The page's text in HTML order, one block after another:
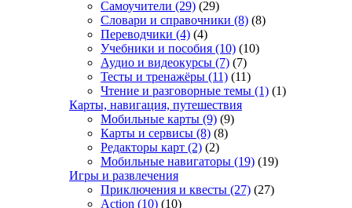
Самоучители (29) (29)
Словари и справочники (8) (8)
Переводчики (4) (4)
Учебники и пособия (10) (10)
Аудио и видеокурсы (7) (7)
Тесты и тренажёры (11) (11)
Чтение и разговорные темы (1) (1)
Карты, навигация, путешествия
Мобильные карты (9) (9)
Карты и сервисы (8) (8)
Редакторы карт (2) (2)
Мобильные навигаторы (19) (19)
Игры и развлечения
Приключения и квесты (27) (27)
Action (10) (10)